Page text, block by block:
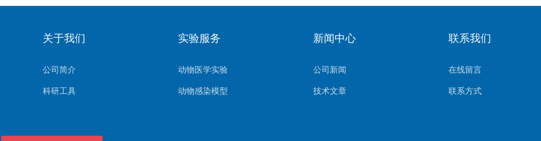
关于我们
公司简介
科研工具
实验服务
动物医学实验
动物感染模型
新闻中心
公司新闻
技术文章
联系我们
在线留言
联系方式